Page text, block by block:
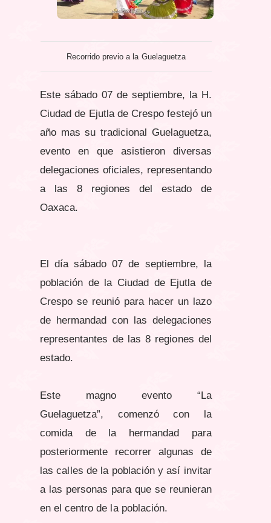
Recorrido previo a la Guelaguetza
Este sábado 07 de septiembre, la H.
Ciudad de Ejutla de Crespo festejó un
año mas su tradicional Guelaguetza,
evento en que asistieron diversas
delegaciones oficiales, representando
a las 8 regiones del estado de
Oaxaca.
El día sábado 07 de septiembre, la
población de la Ciudad de Ejutla de
Crespo se reunió para hacer un lazo
de hermandad con las delegaciones
representantes de las 8 regiones del
estado.
Este magno evento “La
Guelaguetza”, comenzó con la
comida de la hermandad para
posteriormente recorrer algunas de
las calles de la población y así invitar
a las personas para que se reunieran
en el centro de la población.